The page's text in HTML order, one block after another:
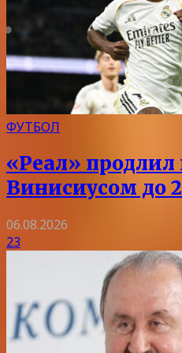
ФУТБОЛ
«Реал» продлил
Винисиусом до
06.08.2026
23